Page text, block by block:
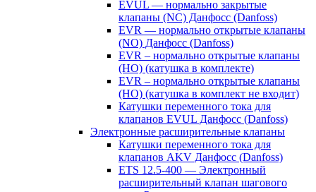
EVUL — нормально закрытые
клапаны (NC) Данфосс (Danfoss)
EVR — нормально открытые клапаны
(NO) Данфосс (Danfoss)
EVR – нормально открытые клапаны
(НО) (катушка в комплекте)
EVR – нормально открытые клапаны
(НО) (катушка в комплект не входит)
Катушки переменного тока для
клапанов EVUL Данфосс (Danfoss)
Электронные расширительные клапаны
Катушки переменного тока для
клапанов AKV Данфосс (Danfoss)
ETS 12.5-400 — Электронный
расширительный клапан шагового